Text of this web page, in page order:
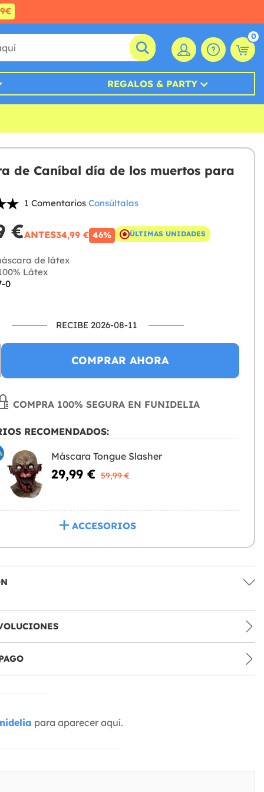
0
REGALOS & PARTY
de Caníbal día de los muertos para
1 Comentarios Consúltalas
€ANTES34,99 € 46% ÚLTIMAS UNIDADES
de látex
Látex
0
RECIBE 2026-08-11
COMPRAR AHORA
COMPRA 100% SEGURA EN FUNIDELIA
RECOMENDADOS:
Máscara Tongue Slasher
29,99 € 59,99 €
ACCESORIOS
para aparecer aquí.